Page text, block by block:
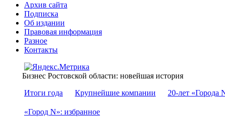
Архив сайта
Подписка
Об издании
Правовая информация
Разное
Контакты
Бизнес Ростовской области: новейшая история
Итоги года
Крупнейшие компании 20-лет «Города
«Город N»: избранное